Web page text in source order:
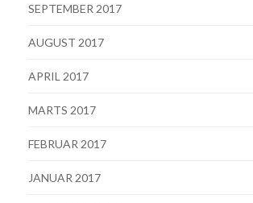
SEPTEMBER 2017
AUGUST 2017
APRIL 2017
MARTS 2017
FEBRUAR 2017
JANUAR 2017